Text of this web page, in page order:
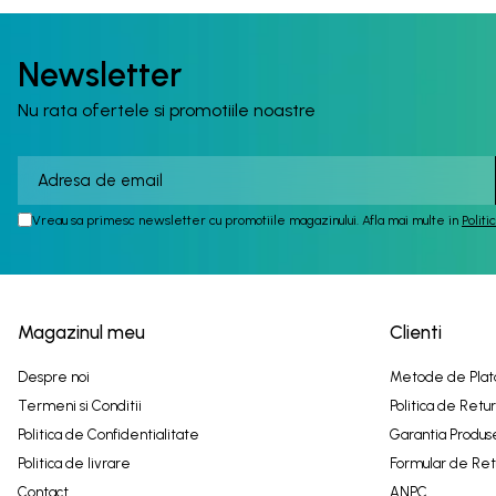
Newsletter
Nu rata ofertele si promotiile noastre
Vreau sa primesc newsletter cu promotiile magazinului. Afla mai multe in
Magazinul meu
Despre noi
Termeni si Conditii
Politica de Confidentialitate
Politica de livrare
Contact
Clienti
Metode de
Politica de Retur
Garantia
Formular de
ANPC